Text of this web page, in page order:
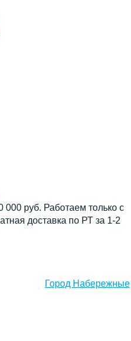
руб. Работаем только с
доставка по РТ за 1-2
Город Набережные